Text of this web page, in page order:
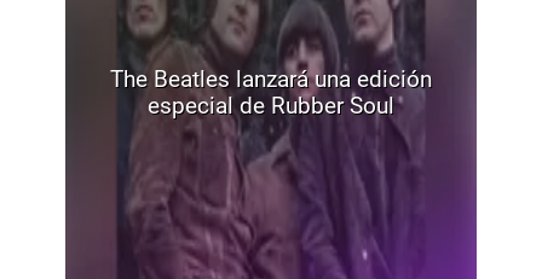
The Beatles lanzará una edición
especial de Rubber Soul